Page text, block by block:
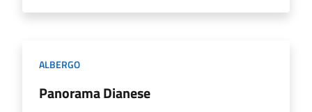
ALBERGO
Panorama Dianese